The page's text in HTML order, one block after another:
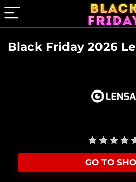
Black Friday 2026
GO TO